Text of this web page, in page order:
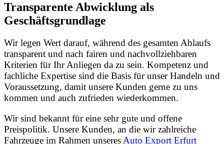
Transparente Abwicklung als
Geschäftsgrundlage
Wir legen Wert darauf, während des gesamten Ablaufs
transparent und nach fairen und nachvollziehbaren
Kriterien für Ihr Anliegen da zu sein. Kompetenz und
fachliche Expertise sind die Basis für unser Handeln und
Voraussetzung, damit unsere Kunden gerne zu uns
kommen und auch zufrieden wiederkommen.
Wir sind bekannt für eine sehr gute und offene
Preispolitik. Unsere Kunden, an die wir zahlreiche
Fahrzeuge im Rahmen unseres Auto Export Erfurt